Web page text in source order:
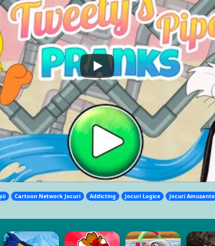
Cartoon Network Jocuri Addicting Jocuri Logice Jocuri Amuzante